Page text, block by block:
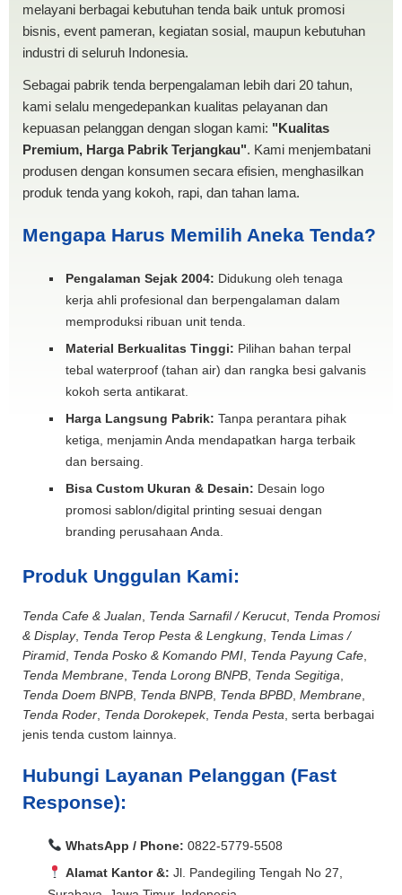
melayani berbagai kebutuhan tenda baik untuk promosi
bisnis, event pameran, kegiatan sosial, maupun kebutuhan
industri di seluruh Indonesia.
Sebagai pabrik tenda berpengalaman lebih dari 20 tahun,
kami selalu mengedepankan kualitas pelayanan dan
kepuasan pelanggan dengan slogan kami: "Kualitas
Premium, Harga Pabrik Terjangkau". Kami menjembatani
produsen dengan konsumen secara efisien, menghasilkan
produk tenda yang kokoh, rapi, dan tahan lama.
Mengapa Harus Memilih Aneka Tenda?
Pengalaman Sejak 2004: Didukung oleh tenaga
kerja ahli profesional dan berpengalaman dalam
memproduksi ribuan unit tenda.
Material Berkualitas Tinggi: Pilihan bahan terpal
tebal waterproof (tahan air) dan rangka besi galvanis
kokoh serta antikarat.
Harga Langsung Pabrik: Tanpa perantara pihak
ketiga, menjamin Anda mendapatkan harga terbaik
dan bersaing.
Bisa Custom Ukuran & Desain: Desain logo
promosi sablon/digital printing sesuai dengan
branding perusahaan Anda.
Produk Unggulan Kami:
Tenda Cafe & Jualan Tenda Sarnafil / Kerucut, Tenda Promosi
& Display, Tenda Terop Pesta & Lengkung Tenda Limas /
Piramid Tenda Posko & Komando PMI Tenda Payung Cafe
Tenda Membrane Tenda Lorong BNPB Tenda Segitiga
Tenda Doem BNPB Tenda BNPB Tenda BPBD Membrane
Tenda Roder Tenda Dorokepek, Tenda Pesta , serta berbagai
jenis tenda custom lainnya.
Hubungi Layanan Pelanggan (Fast
Response):
WhatsApp / Phone: 0822-5779-5508
Alamat Kantor &: Jl. Pandegiling Tengah No 27,